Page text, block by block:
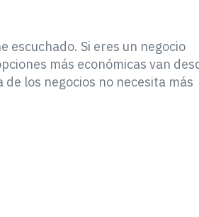
escuchado. Si eres un negocio
más económicas van
los negocios no necesita más